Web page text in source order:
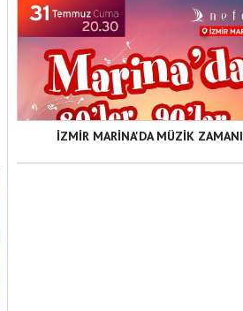
İZMİR MARİNA'DA MÜZİK ZAMANI